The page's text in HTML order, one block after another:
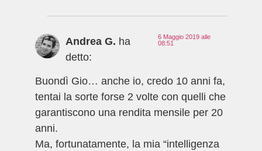
Andrea G. ha
detto:
6 Maggio 2019 alle
08:51
Buondì Gio… anche io, credo 10 anni fa,
tentai la sorte forse 2 volte con quelli che
garantiscono una rendita mensile per 20
anni.
Ma, fortunatamente, la mia “intelligenza